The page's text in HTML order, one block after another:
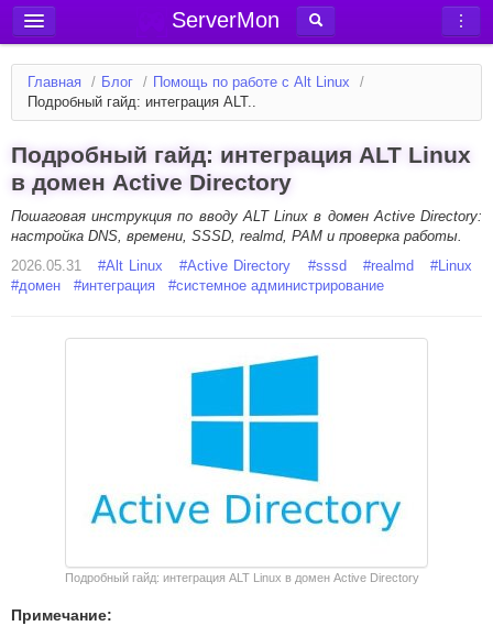
ServerMon
Добавить сервер
Мониторинг серверов
Блог
Форум
Вход в аккаунт
Главная / Блог / Помощь по работе с Alt Linux
/
Подробный гайд: интеграция ALT..
Подробный гайд: интеграция ALT Linux
в домен Active Directory
Пошаговая инструкция по вводу ALT Linux в домен Active Directory:
настройка DNS, времени, SSSD, realmd, PAM и проверка работы.
2026.05.31
#Alt Linux #Active Directory #sssd #realmd #Linux
#домен #интеграция #системное администрирование
Подробный гайд: интеграция ALT Linux в домен Active Directory
Примечание: